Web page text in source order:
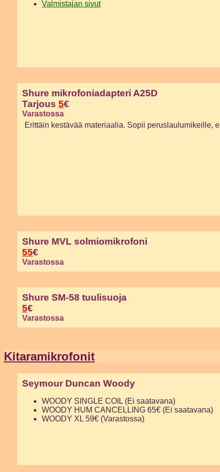
Valmistajan sivut
Shure mikrofoniadapteri A25D
Tarjous 5€
Varastossa
Erittäin kestävää materiaalia. Sopii peruslaulumikeille,
Shure MVL solmiomikrofoni
55€
Varastossa
Shure SM-58 tuulisuoja
5€
Varastossa
Kitaramikrofonit
Seymour Duncan Woody
WOODY SINGLE COIL (Ei saatavana)
WOODY HUM CANCELLING 65€ (Ei saatavana)
WOODY XL 59€ (Varastossa)